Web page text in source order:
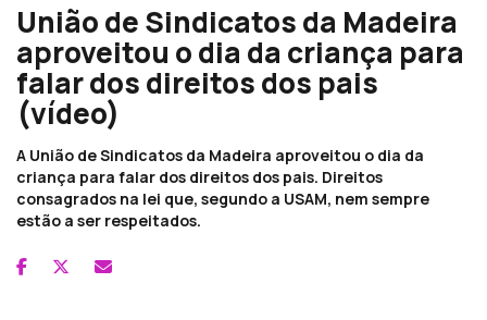
União de Sindicatos da Madeira
aproveitou o dia da criança para
falar dos direitos dos pais
(vídeo)
A União de Sindicatos da Madeira aproveitou o dia da
criança para falar dos direitos dos pais. Direitos
consagrados na lei que, segundo a USAM, nem sempre
estão a ser respeitados.